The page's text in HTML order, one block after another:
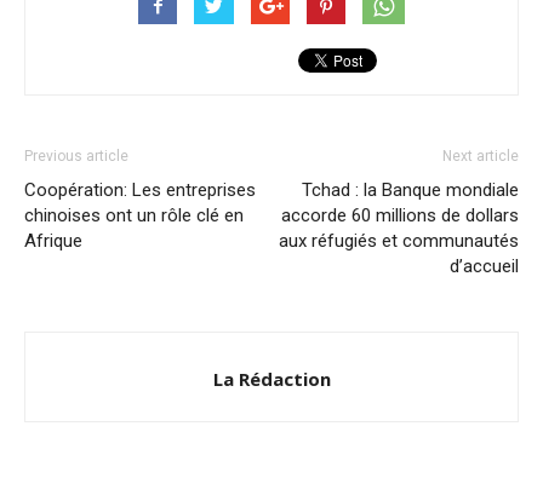
Previous article
Coopération: Les entreprises
chinoises ont un rôle clé en
Afrique
Next article
Tchad : la Banque mondiale
accorde 60 millions de dollars
aux réfugiés et communautés
d’accueil
La Rédaction